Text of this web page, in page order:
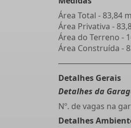
Área Total - 83,84
Área Privativa -
Área do Terreno -
Área Construída -
Detalhes Gerais
Detalhes da
Nº. de vagas na
Detalhes